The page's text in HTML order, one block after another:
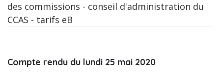
des commissions - conseil d'administration du
CCAS - tarifs eB
Compte rendu du lundi 25 mai 2020